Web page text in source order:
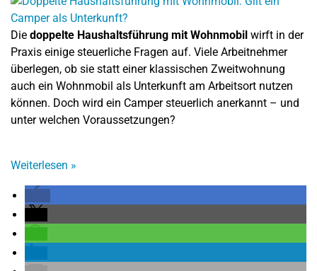
Die doppelte Haushaltsführung mit Wohnmobil wirft in der
Praxis einige steuerliche Fragen auf. Viele Arbeitnehmer
überlegen, ob sie statt einer klassischen Zweitwohnung
auch ein Wohnmobil als Unterkunft am Arbeitsort nutzen
können. Doch wird ein Camper steuerlich anerkannt – und
unter welchen Voraussetzungen?
Weiterlesen »